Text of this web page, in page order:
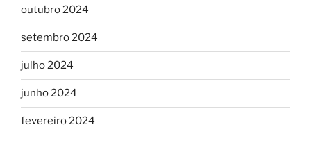
outubro 2024
setembro 2024
julho 2024
junho 2024
fevereiro 2024